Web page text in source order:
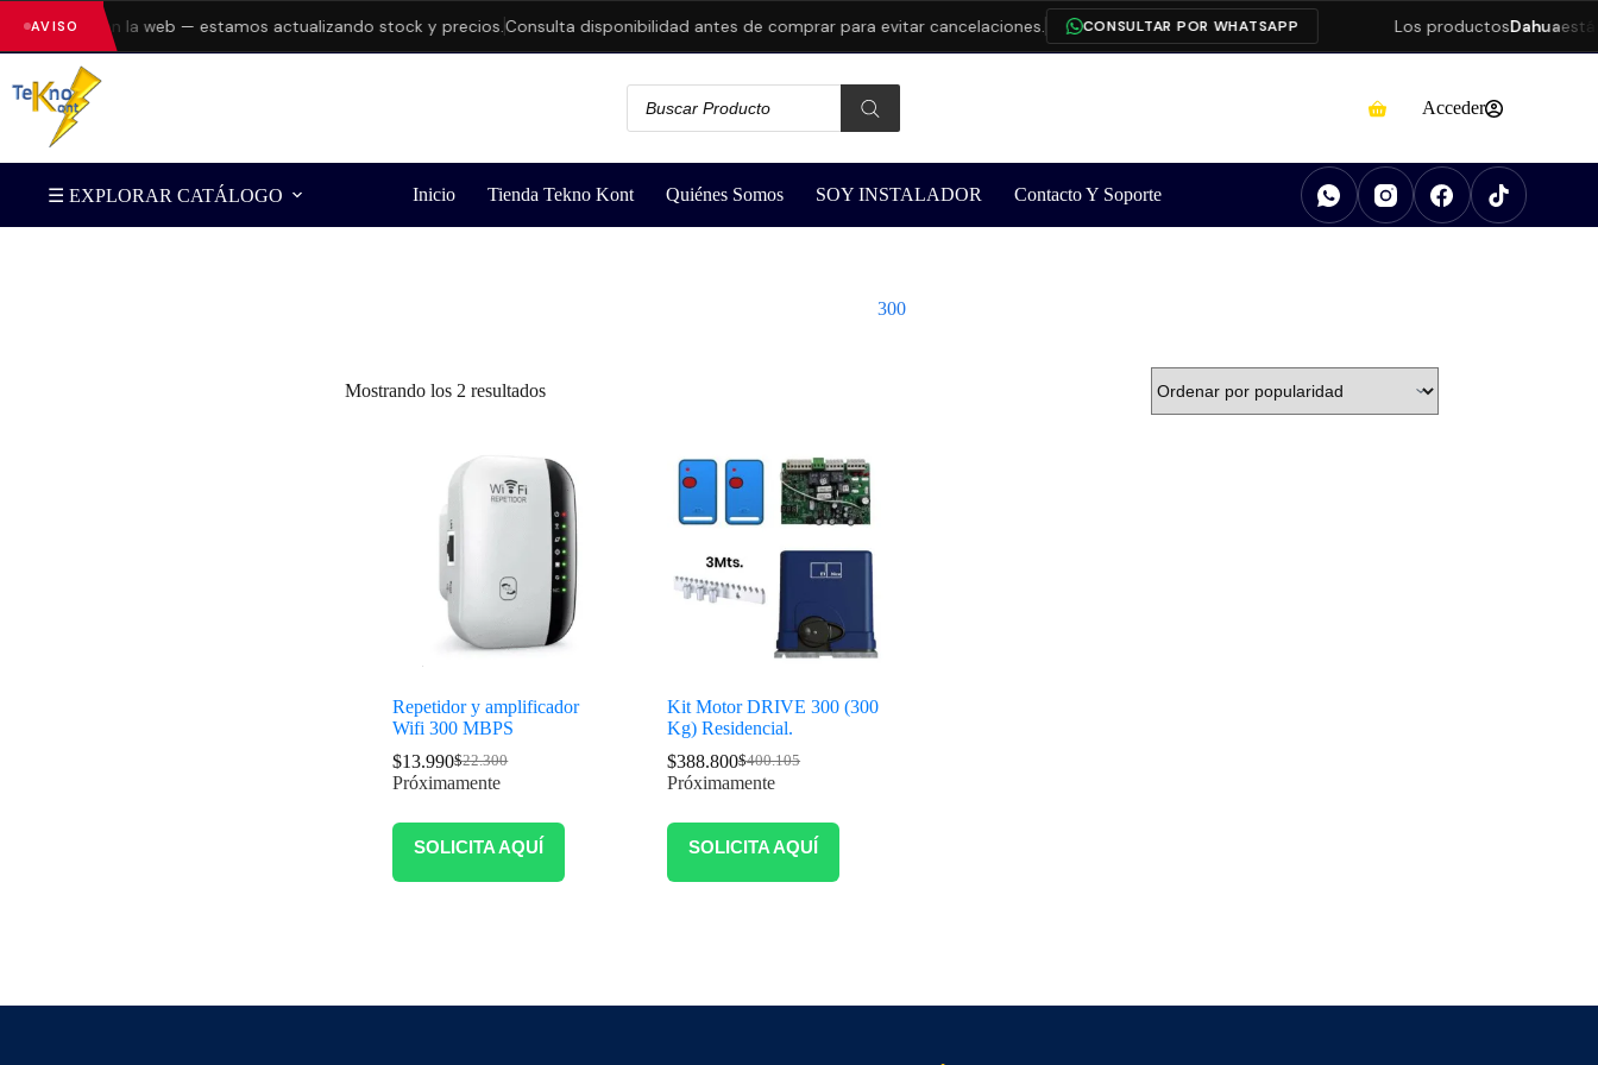
AVISO
errores en la web — estamos actualizando stock y precios.Consulta disponibilidad antes de comprar para evitar cancelaciones. CONSULTAR POR WHATSAPP Los productosDahuaestán
Acceder
☰ EXPLORAR CATÁLOGO Inicio Tienda Tekno Kont Quiénes Somos SOY INSTALADOR Contacto Y Soporte
300
Mostrando los 2 resultados
Repetidor y amplificador
Wifi 300 MBPS
$22.300
$13.990
Próximamente
SOLICITA AQUÍ
Kit Motor DRIVE 300 (300
Kg) Residencial.
$400.105
$388.800
Próximamente
SOLICITA AQUÍ